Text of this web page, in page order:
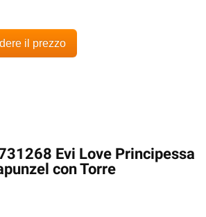
il prezzo
Evi Love Principessa
con Torre